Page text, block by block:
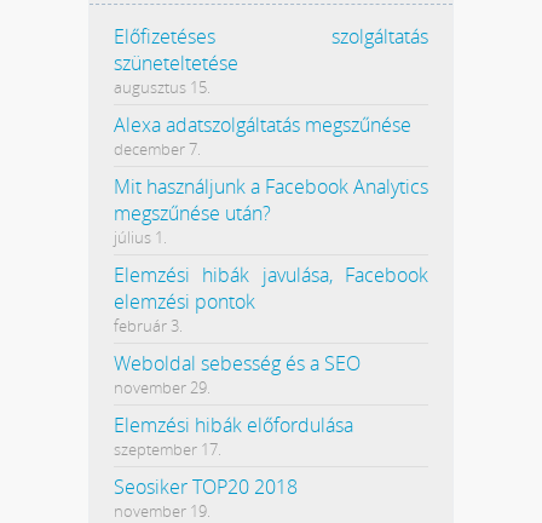
Előfizetéses szolgáltatás
szüneteltetése
augusztus 15.
Alexa adatszolgáltatás megszűnése
december 7.
Mit használjunk a Facebook Analytics
megszűnése után?
július 1.
Elemzési hibák javulása, Facebook
elemzési pontok
február 3.
Weboldal sebesség és a SEO
november 29.
Elemzési hibák előfordulása
szeptember 17.
Seosiker TOP20 2018
november 19.